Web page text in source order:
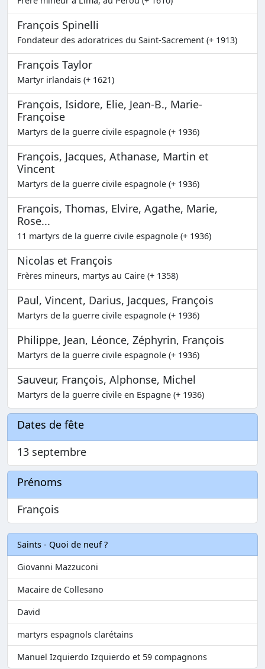
François Spinelli
Fondateur des adoratrices du Saint-Sacrement (+ 1913)
François Taylor
Martyr irlandais (+ 1621)
François, Isidore, Elie, Jean-B., Marie-
Françoise
Martyrs de la guerre civile espagnole (+ 1936)
François, Jacques, Athanase, Martin et
Vincent
Martyrs de la guerre civile espagnole (+ 1936)
François, Thomas, Elvire, Agathe, Marie,
Rose...
11 martyrs de la guerre civile espagnole (+ 1936)
Nicolas et François
Frères mineurs, martys au Caire (+ 1358)
Paul, Vincent, Darius, Jacques, François
Martyrs de la guerre civile espagnole (+ 1936)
Philippe, Jean, Léonce, Zéphyrin, François
Martyrs de la guerre civile espagnole (+ 1936)
Sauveur, François, Alphonse, Michel
Martyrs de la guerre civile en Espagne (+ 1936)
Dates de fête
13 septembre
Prénoms
François
Saints - Quoi de neuf ?
Giovanni Mazzuconi
Macaire de Collesano
David
martyrs espagnols clarétains
Manuel Izquierdo Izquierdo et 59 compagnons